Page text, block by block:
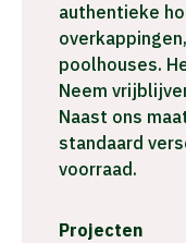
authentieke
poolhouses.
Neem
Naast ons
standaard
voorraad.
Projecten